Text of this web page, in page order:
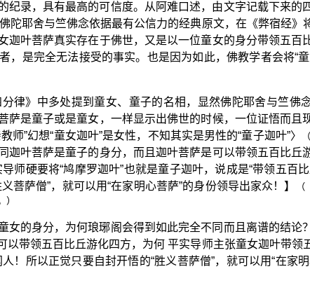
录，具有最高的可信度。从阿难口述，由文字记载下来的
陀耶舍与竺佛念依据最有公信力的经典原文，在《弊宿经》
叶菩萨真实存在于佛世，又是以一位童女的身分带领五百
是完全无法接受的事实。也是因为如此，佛教学者会将“
律》中多处提到童女、童子的名相，显然佛陀耶舍与竺佛
是童子或是童女，一样显示出佛世的时候，一位证悟而且
”幻想“童女迦叶”是女性，不知其实是男性的“童子迦叶”〉
叶菩萨是童子的身分，而且迦叶菩萨是可以带领五百比丘
硬要将“鸠摩罗迦叶”也就是童子迦叶，说成是“带领五百
萨僧”，就可以用“在家明心菩萨”的身份领导出家众！】
的身分，为何琅琊阁会得到如此完全不同而且离谱的结论
带领五百比丘游化四方，为何 平实导师主张童女迦叶带领
所以正觉只要自封开悟的“胜义菩萨僧”，就可以用“在家